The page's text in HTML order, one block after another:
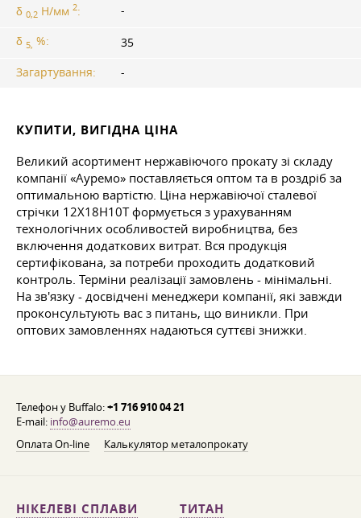
δ 0,2 Н/мм 2: -
δ 5, %: 35
Загартування: -
КУПИТИ, ВИГІДНА ЦІНА
Великий асортимент нержавіючого прокату зі складу
компанії «Ауремо» поставляється оптом та в роздріб за
оптимальною вартістю. Ціна нержавіючої сталевої
стрічки 12Х18Н10Т формується з урахуванням
технологічних особливостей виробництва, без
включення додаткових витрат. Вся продукція
сертифікована, за потреби проходить додатковий
контроль. Терміни реалізації замовлень - мінімальні.
На зв'язку - досвідчені менеджери компанії, які завжди
проконсультують вас з питань, що виникли. При
оптових замовленнях надаються суттєві знижки.
Телефон у Buffalo:+1 716 910 04 21
E-mail: info@auremo.eu
Оплата On-line
Калькулятор металопрокату
НІКЕЛЕВІ СПЛАВИ ТИТАН